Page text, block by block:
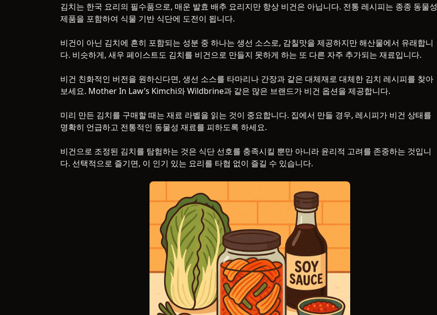
김치는 한국 요리의 필수품으로, 매운 발효 배추 요리지만 항상 비건은 아닙니다. 전통 레시피는 종종 동물성
제품을 포함하여 식물 기반 식단에 도전이 됩니다.
비건이 아닌 김치에 흔히 포함되는 성분 중 하나는 생선 소스로, 감칠맛을 제공하지만 해산물에서 유래합니
다. 비슷하게, 새우 페이스트도 김치를 비건으로 만들지 못하게 하는 또 다른 자주 추가되는 재료입니다.
비건 친화적인 버전을 원하신다면, 생선 소스를 타마리나 간장과 같은 대체재로 대체한 김치 레시피를 찾아
보세요. Mother In Law’s Kimchi와 Wildbrine과 같은 많은 브랜드가 비건 옵션을 제공합니다.
미리 만든 김치를 구매할 때는 재료 라벨을 읽는 것이 중요합니다. 집에서 만들 경우, 레시피가 비건 상태를
명확히 언급하고 전통적인 동물성 재료를 피하도록 하세요.
비건으로 조정된 김치를 탐험하는 것은 식단 선호를 충족시킬 뿐만 아니라 윤리적 고려를 존중하는 것입니
다. 선택적으로 즐기면, 이 인기 있는 요리를 타협 없이 즐길 수 있습니다.